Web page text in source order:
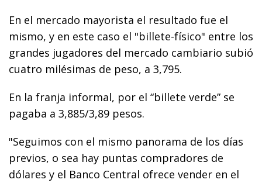
En el mercado mayorista el resultado fue el
mismo, y en este caso el "billete-físico" entre los
grandes jugadores del mercado cambiario subió
cuatro milésimas de peso, a 3,795.
En la franja informal, por el “billete verde” se
pagaba a 3,885/3,89 pesos.
"Seguimos con el mismo panorama de los días
previos, o sea hay puntas compradores de
dólares y el Banco Central ofrece vender en el